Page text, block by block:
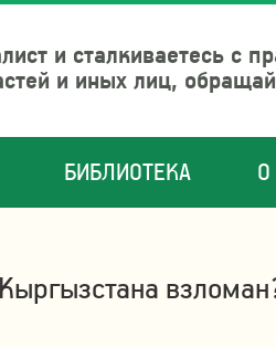
и сталкиваетесь с
и иных лиц,
БИБЛИОТЕКА О